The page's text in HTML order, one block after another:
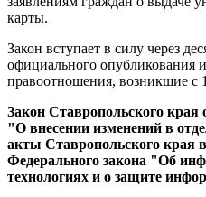
карты.
Закон вступает в силу через
официального опубликования
правоотношения, возникшие с
Закон Ставропольского края
"О внесении изменений в
акты Ставропольского края
Федерального закона "Об
технологиях и о защите